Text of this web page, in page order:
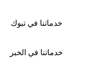
خدماتنا في تبوك
خدماتنا في الخبر